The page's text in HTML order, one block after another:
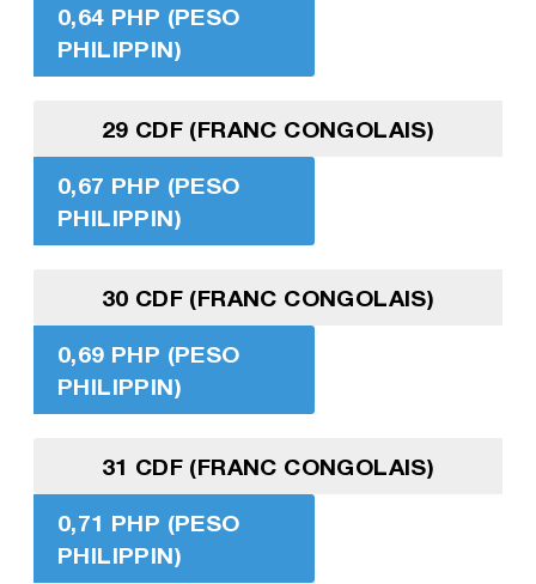
0,64 PHP (PESO
PHILIPPIN)
29 CDF (FRANC CONGOLAIS)
0,67 PHP (PESO
PHILIPPIN)
30 CDF (FRANC CONGOLAIS)
0,69 PHP (PESO
PHILIPPIN)
31 CDF (FRANC CONGOLAIS)
0,71 PHP (PESO
PHILIPPIN)